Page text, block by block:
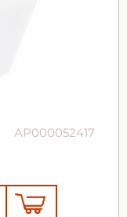
АР000052417